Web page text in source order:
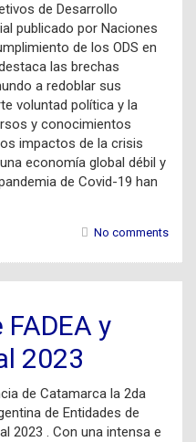
de Desarrollo
publicado por Naciones
de los ODS en
las brechas
a redoblar sus
voluntad política y la
y conocimientos
impactos de la crisis
economía global débil y
de Covid-19 han
No comments
y
2023
de Catamarca la 2da
de Entidades de
2023 . Con una intensa e